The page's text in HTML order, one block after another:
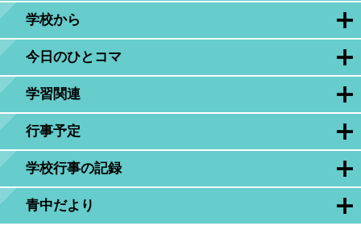
学校から
今日のひとコマ
学習関連
行事予定
学校行事の記録
青中だより